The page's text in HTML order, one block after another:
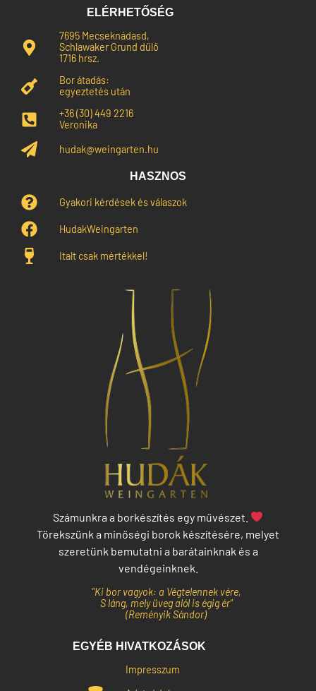
ELÉRHETŐSÉG
7695 Mecseknádasd,
Schlawaker Grund dűlő
1716 hrsz.
Bor átadás:
egyeztetés után
+36 (30) 449 2216
Veronika
hudak@weingarten.hu
HASZNOS
Gyakori kérdések és válaszok
HudakWeingarten
Italt csak mértékkel!
Számunkra a borkészítés egy művészet.
Törekszünk a minőségi borok készítésére, melyet
szeretünk bemutatni a barátainknak és a
vendégeinknek.
"Ki bor vagyok: a Végtelennek vére,
S láng, mely üveg alól is égig ér"
(Reményik Sándor)
EGYÉB HIVATKOZÁSOK
Impresszum